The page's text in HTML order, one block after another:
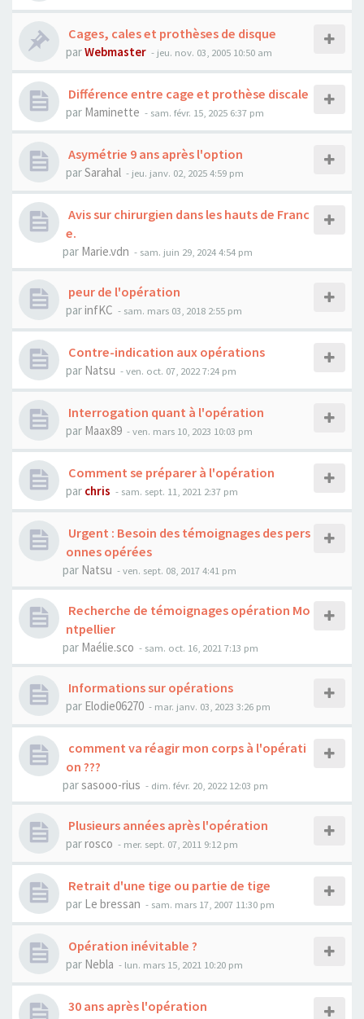
Cages, cales et prothèses de disque
parWebmaster - jeu. nov. 03, 2005 10:50 am
Différence entre cage et prothèse discale
par Maminette - sam. févr. 15, 2025 6:37 pm
Asymétrie 9 ans après l'option
parSarahal - jeu. janv. 02, 2025 4:59 pm
Avis sur chirurgien dans les hauts de Franc
e.
par Marie.vdn - sam. juin 29, 2024 4:54 pm
peur de l'opération
parinfKC - sam. mars 03, 2018 2:55 pm
Contre-indication aux opérations
par Natsu - ven. oct. 07, 2022 7:24 pm
Interrogation quant à l'opération
par Maax89 - ven. mars 10, 2023 10:03 pm
Comment se préparer à l'opération
par chris - sam. sept. 11, 2021 2:37 pm
Urgent : Besoin des témoignages des pers
onnes opérées
par Natsu - ven. sept. 08, 2017 4:41 pm
Recherche de témoignages opération Mo
ntpellier
par Maélie.sco - sam. oct. 16, 2021 7:13 pm
Informations sur opérations
par Elodie06270 - mar. janv. 03, 2023 3:26 pm
comment va réagir mon corps à l'opérati
on ???
parsasooo-rius - dim. févr. 20, 2022 12:03 pm
Plusieurs années après l'opération
parrosco - mer. sept. 07, 2011 9:12 pm
Retrait d'une tige ou partie de tige
par Le bressan - sam. mars 17, 2007 11:30 pm
Opération inévitable ?
par Nebla - lun. mars 15, 2021 10:20 pm
30 ans après l'opération